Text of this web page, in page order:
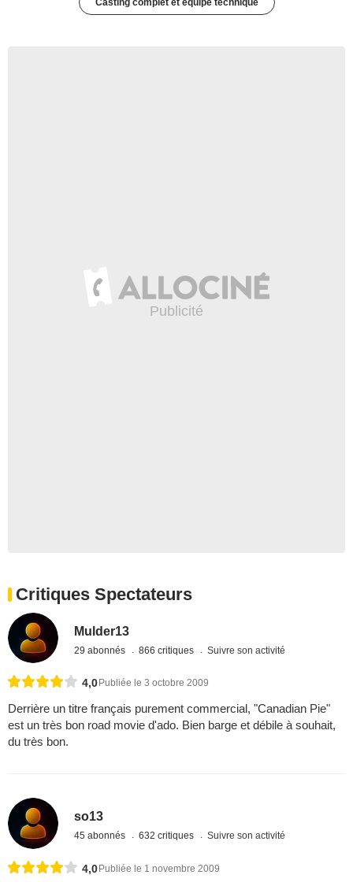
Casting complet et équipe technique
Critiques Spectateurs
Mulder13
29 abonnés 866 critiques Suivre son activité
4,0 Publiée le 3 octobre 2009
Derrière un titre français purement commercial, "Canadian Pie"
est un très bon road movie d'ado. Bien barge et débile à souhait,
du très bon.
so13
45 abonnés 632 critiques Suivre son activité
4,0Publiée le 1 novembre 2009